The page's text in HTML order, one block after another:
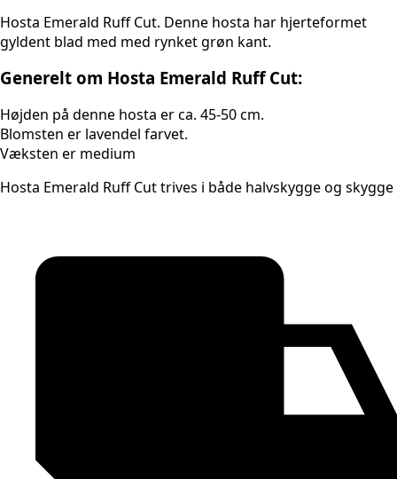
Hosta Emerald Ruff Cut. Denne hosta har hjerteformet
gyldent blad med med rynket grøn kant.
Generelt om Hosta Emerald Ruff Cut:
Højden på denne hosta er ca. 45-50 cm.
Blomsten er lavendel farvet.
Væksten er medium
Hosta Emerald Ruff Cut trives i både halvskygge og skygge